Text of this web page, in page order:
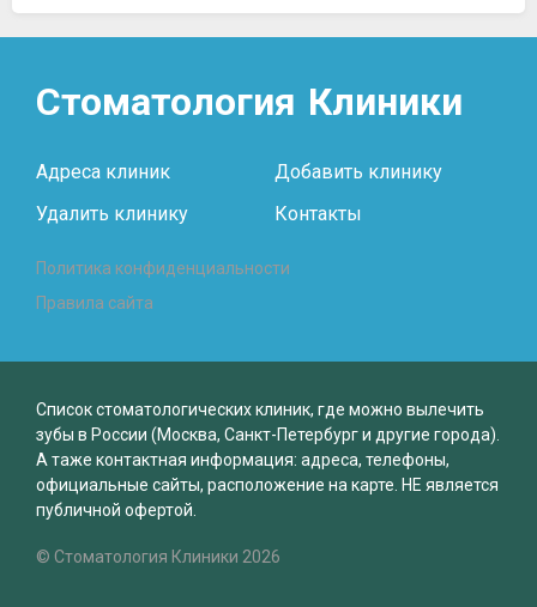
Стоматология Клиники
Адреса клиник
Добавить клинику
Удалить клинику
Контакты
Политика конфиденциальности
Правила сайта
Список стоматологических клиник, где можно вылечить
зубы в России (Москва, Санкт-Петербург и другие города).
А таже контактная информация: адреса, телефоны,
официальные сайты, расположение на карте. НЕ является
публичной офертой.
© Стоматология Клиники 2026